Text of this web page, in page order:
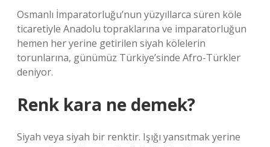
Osmanlı İmparatorluğu’nun yüzyıllarca süren köle
ticaretiyle Anadolu topraklarına ve imparatorluğun
hemen her yerine getirilen siyah kölelerin
torunlarına, günümüz Türkiye’sinde Afro-Türkler
deniyor.
Renk kara ne demek?
Siyah veya siyah bir renktir. Işığı yansıtmak yerine